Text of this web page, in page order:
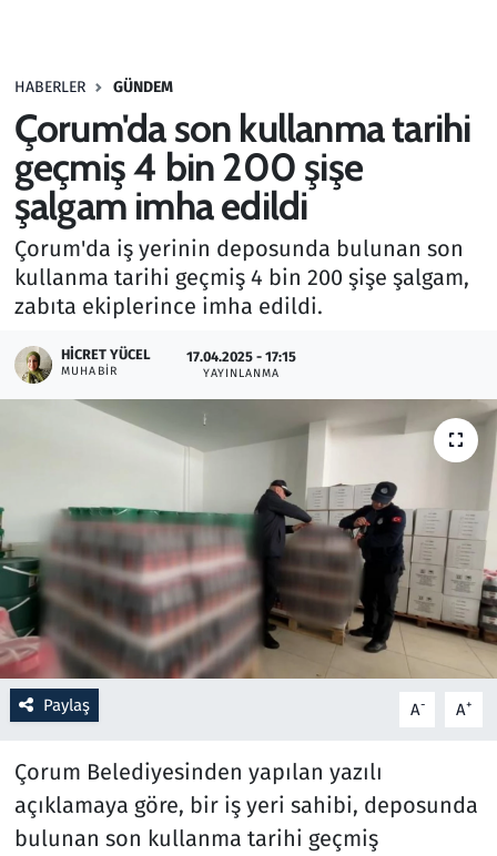
HABERLER GÜNDEM
Çorum'da son kullanma tarihi
geçmiş 4 bin 200 şişe
şalgam imha edildi
Çorum'da iş yerinin deposunda bulunan son
kullanma tarihi geçmiş 4 bin 200 şişe şalgam,
zabıta ekiplerince imha edildi.
HICRET YÜCEL
MUHABIR
17.04.2025 - 17:15
YAYINLANMA
Paylaş A- A+
Çorum Belediyesinden yapılan yazılı
açıklamaya göre, bir iş yeri sahibi, deposunda
bulunan son kullanma tarihi geçmiş
Haber
Kültür Sanat
Kurumsal Haberler
Lezzet Durağı
Memur ve Kamu
Otomobil
Resmi İlanlar
Rüya Tabirleri
Sağlık
Savunma Sanayi
Seçim 2023
Spor